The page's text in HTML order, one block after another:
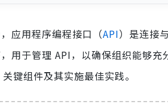
应用程序编程接口（API）是连接
用于管理 API，以确保组织能够
键组件及其实施最佳实践。